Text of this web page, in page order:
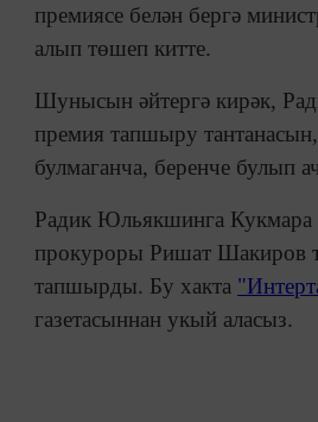
премиясе белән бергә
алып төшеп китте.
Шунысын әйтергә кирәк,
премия тапшыру
булмаганча, беренче булып
Радик Юльякшинга Кукмара
прокуроры Ришат Шакиров
тапшырды. Бу хакта
газетасыннан укый аласыз.